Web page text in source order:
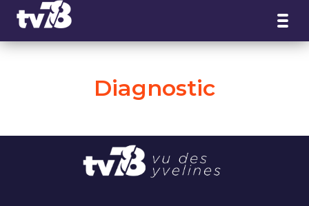
Diagnostic
Panneau de gestion des cookies